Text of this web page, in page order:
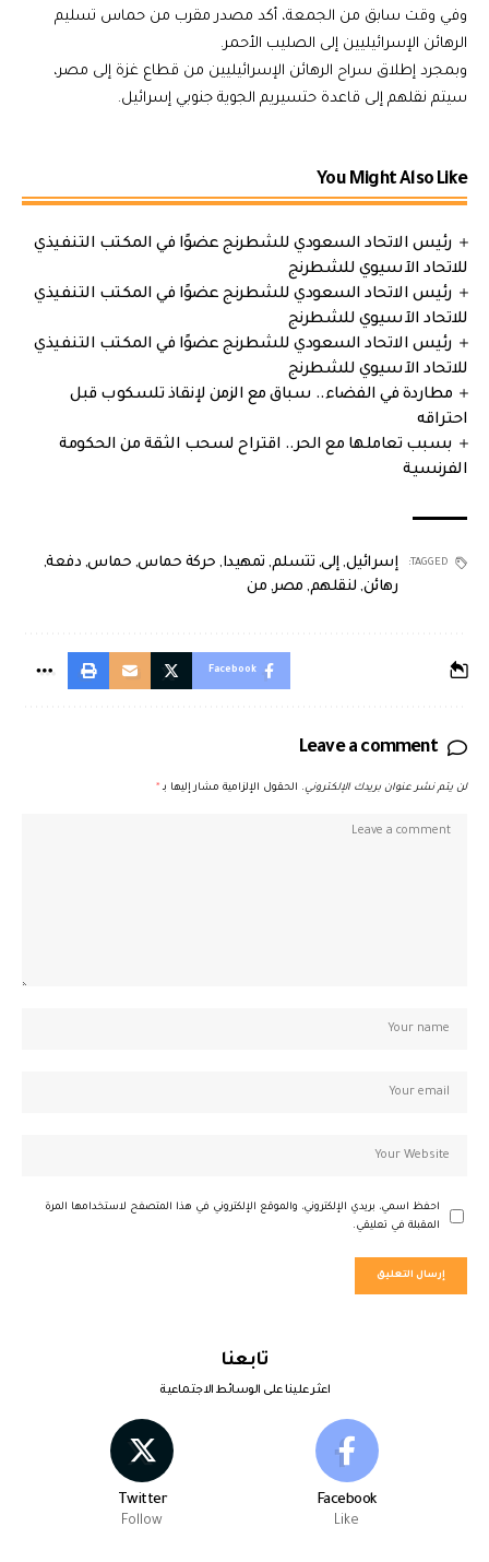
وفي وقت سابق من الجمعة، أكد مصدر مقرب من حماس تسليم
الرهائن الإسرائيليين إلى الصليب الأحمر.
وبمجرد إطلاق سراح الرهائن الإسرائيليين من قطاع غزة إلى مصر،
سيتم نقلهم إلى قاعدة حتسيريم الجوية جنوبي إسرائيل.
You Might Also Like
رئيس الاتحاد السعودي للشطرنج عضوًا في المكتب التنفيذي
للاتحاد الآسيوي للشطرنج
رئيس الاتحاد السعودي للشطرنج عضوًا في المكتب التنفيذي
للاتحاد الآسيوي للشطرنج
رئيس الاتحاد السعودي للشطرنج عضوًا في المكتب التنفيذي
للاتحاد الآسيوي للشطرنج
مطاردة في الفضاء.. سباق مع الزمن لإنقاذ تلسكوب قبل
احتراقه
بسبب تعاملها مع الحر.. اقتراح لسحب الثقة من الحكومة
الفرنسية
TAGGED: إسرائيل, إلى, تتسلم, تمهيدا, حركة حماس, حماس, دفعة,
رهائن, لنقلهم, مصر, من
Facebook
Leave a comment
لن يتم نشر عنوان بريدك الإلكتروني. الحقول الإلزامية مشار إليها بـ *
احفظ اسمي، بريدي الإلكتروني، والموقع الإلكتروني في هذا المتصفح لاستخدامها المرة
المقبلة في تعليقي.
تابعنا
اعثر علينا على الوسائط الاجتماعية
Facebook
Like
Twitter
Follow